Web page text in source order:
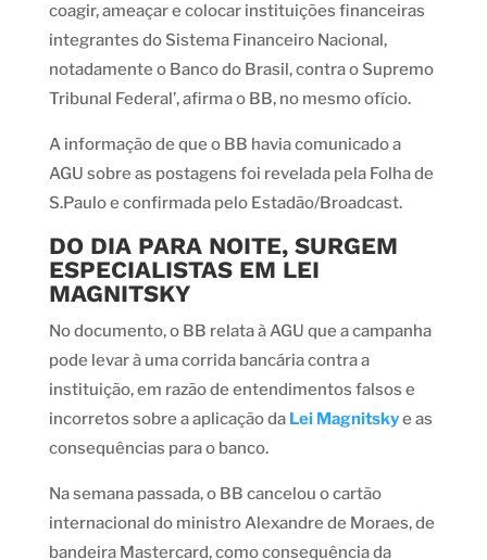
coagir, ameaçar e colocar instituições financeiras
integrantes do Sistema Financeiro Nacional,
notadamente o Banco do Brasil, contra o Supremo
Tribunal Federal’, afirma o BB, no mesmo ofício.
A informação de que o BB havia comunicado a
AGU sobre as postagens foi revelada pela Folha de
S.Paulo e confirmada pelo Estadão/Broadcast.
DO DIA PARA NOITE, SURGEM
ESPECIALISTAS EM LEI
MAGNITSKY
No documento, o BB relata à AGU que a campanha
pode levar à uma corrida bancária contra a
instituição, em razão de entendimentos falsos e
incorretos sobre a aplicação da Lei Magnitskye as
consequências para o banco.
Na semana passada, o BB cancelou o cartão
internacional do ministro Alexandre de Moraes, de
bandeira Mastercard, como consequência da